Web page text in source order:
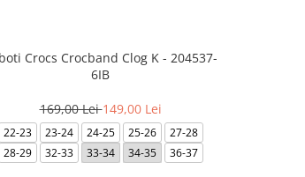
Crocs Crocband Clog K - 204537-
6IB
169,00 Lei149,00 Lei
22-23 23-24 24-25 25-26
27-28
28-29
32-33 33-34 34-35 36-37